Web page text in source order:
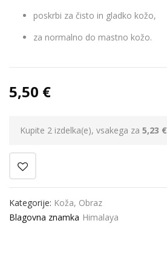
poskrbi za čisto in gladko kožo,
za normalno do mastno kožo.
5,50 €
Kupite 2 izdelka(e), vsakega za 5,23 €
Kategorije: Koža, Obraz
Blagovna znamka Himalaya